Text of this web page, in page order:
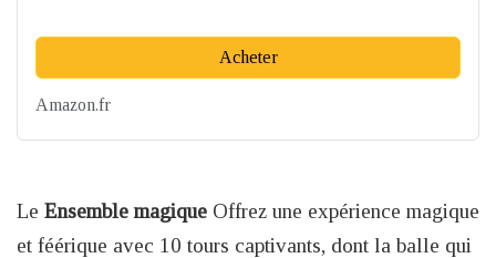
Acheter
Amazon.fr
Le Ensemble magique Offrez une expérience magique
et féérique avec 10 tours captivants, dont la balle qui